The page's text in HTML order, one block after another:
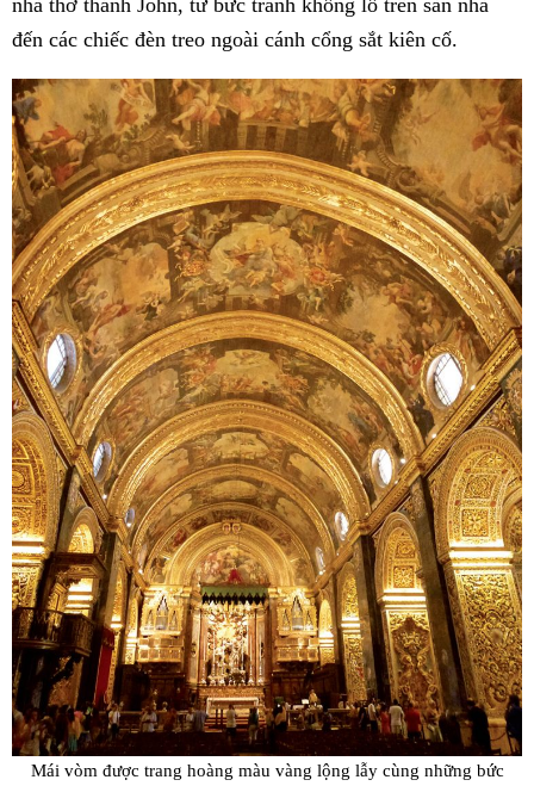
đến các chiếc đèn treo ngoài cánh cổng sắt kiên cố.
Mái vòm được trang hoàng màu vàng lộng lẫy cùng những bức